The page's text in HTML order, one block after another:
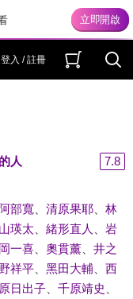
登入 / 註冊
人
7.8
阿部寬 清原果耶、 林
瑛太 緒形直人
岩
一喜、 奧貫薰、 井之
祥平、 黑田大輔、 西
原日出子、 千原靖史